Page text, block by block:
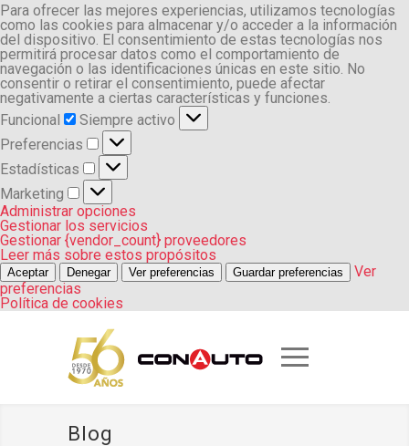
Para ofrecer las mejores experiencias, utilizamos tecnologías
como las cookies para almacenar y/o acceder a la información
del dispositivo. El consentimiento de estas tecnologías nos
permitirá procesar datos como el comportamiento de
navegación o las identificaciones únicas en este sitio. No
consentir o retirar el consentimiento, puede afectar
negativamente a ciertas características y funciones.
Funcional
Funcional
Siempre activo
Preferencias
Preferencias
Estadísticas
Estadísticas
Marketing
Marketing
Administrar opciones
Gestionar los servicios
Gestionar {vendor_count} proveedores
Leer más sobre estos propósitos
Aceptar Denegar Ver preferencias Guardar preferencias
Ver
preferencias
Política de cookies
Blog